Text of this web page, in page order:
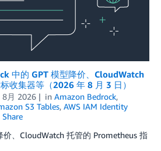
中的 GPT 模型降价、CloudWatch
收集器等（2026 年 8 月 3 日）
8月 2026 in Amazon Bedrock,
S3 Tables, AWS IAM Identity
Share
价、CloudWatch 托管的 Prometheus 指